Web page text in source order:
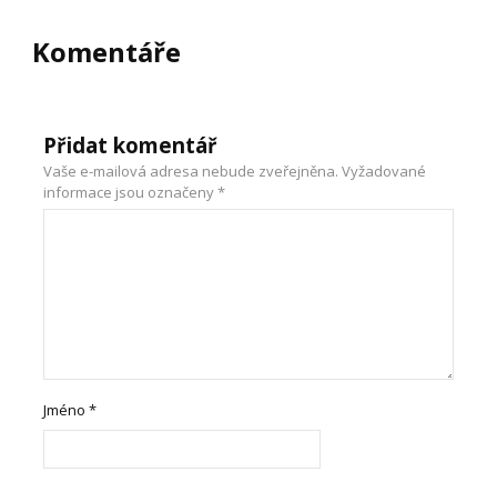
Komentáře
Přidat komentář
Vaše e-mailová adresa nebude zveřejněna. Vyžadované
informace jsou označeny*
Jméno*